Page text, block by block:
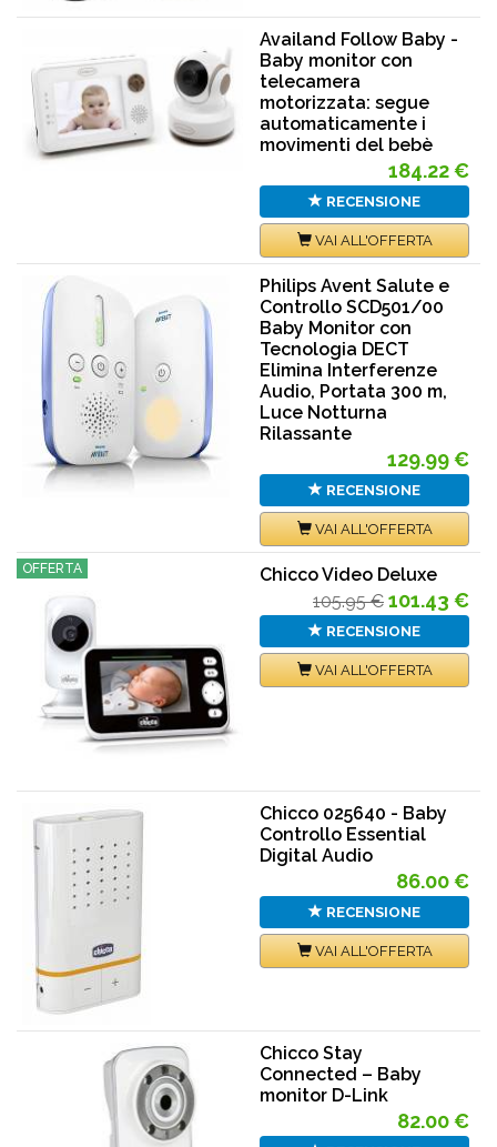
Availand Follow Baby -
Baby monitor con
telecamera
motorizzata: segue
automaticamente i
movimenti del bebè
184.22 €
RECENSIONE
VAI ALL'OFFERTA
Philips Avent Salute e
Controllo SCD501/00
Baby Monitor con
Tecnologia DECT
Elimina Interferenze
Audio, Portata 300 m,
Luce Notturna
Rilassante
129.99 €
RECENSIONE
VAI ALL'OFFERTA
OFFERTA
Chicco Video Deluxe
105.95 € 101.43 €
RECENSIONE
VAI ALL'OFFERTA
Chicco 025640 - Baby
Controllo Essential
Digital Audio
86.00 €
RECENSIONE
VAI ALL'OFFERTA
Chicco Stay
Connected – Baby
monitor D-Link
82.00 €